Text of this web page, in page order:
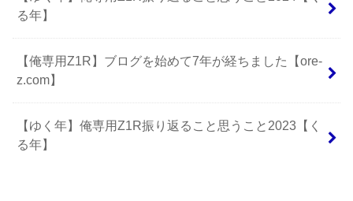
る年】
【俺専用Z1R】ブログを始めて7年が経ちました【ore-
z.com】
【ゆく年】俺専用Z1R振り返ること思うこと2023【く
る年】